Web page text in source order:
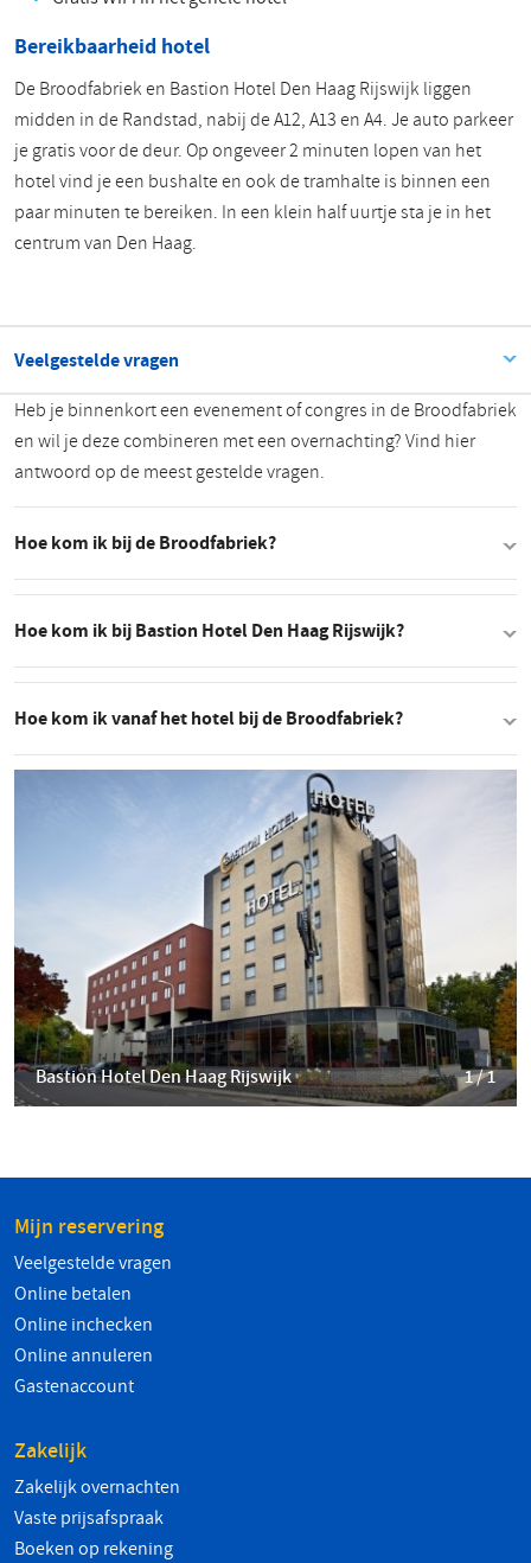
Bereikbaarheid hotel
De Broodfabriek en Bastion Hotel Den Haag Rijswijk liggen
midden in de Randstad, nabij de A12, A13 en A4. Je auto parkeer
je gratis voor de deur. Op ongeveer 2 minuten lopen van het
hotel vind je een bushalte en ook de tramhalte is binnen een
paar minuten te bereiken. In een klein half uurtje sta je in het
centrum van Den Haag.
Veelgestelde vragen
Heb je binnenkort een evenement of congres in de Broodfabriek
en wil je deze combineren met een overnachting? Vind hier
antwoord op de meest gestelde vragen.
Hoe kom ik bij de Broodfabriek?
Hoe kom ik bij Bastion Hotel Den Haag Rijswijk?
Hoe kom ik vanaf het hotel bij de Broodfabriek?
Bastion Hotel Den Haag Rijswijk 1 / 1
Mijn reservering
Veelgestelde vragen
Online betalen
Online inchecken
Online annuleren
Gastenaccount
Zakelijk
Zakelijk overnachten
Vaste prijsafspraak
Boeken op rekening